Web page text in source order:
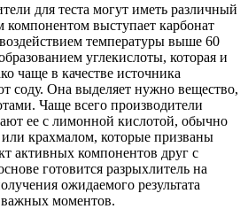
для теста могут иметь различный
компонентом выступает карбонат
температуры выше 60
углекислоты, которая и
чаще в качестве источника
соду. Она выделяет нужно вещество,
Чаще всего производители
ее с лимонной кислотой, обычно
или крахмалом, которые призваны
активных компонентов друг с
готовится разрыхлитель на
ожидаемого результата
важных моментов.